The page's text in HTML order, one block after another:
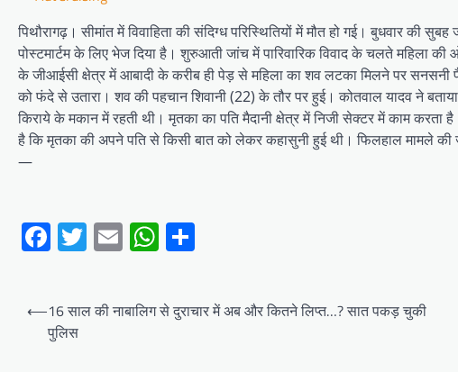
पिथौरागढ़। सीमांत में विवाहिता की संदिग्ध परिस्थितियों में मौत हो गई। बुधवार
पोस्टमार्टम के लिए भेज दिया है। शुरुआती जांच में पारिवारिक विवाद के चलते
के जीआईसी क्षेत्र में आबादी के करीब ही पेड़ से महिला का शव लटका मिलने पर
को फंदे से उतारा। शव की पहचान शिवानी (22) के तौर पर हुई। कोतवाल यादव ने
किराये के मकान में रहती थी। मृतका का पति मैदानी क्षेत्र में निजी सेक्टर में काम
है कि मृतका की अपने पति से किसी बात को लेकर कहासुनी हुई थी। फिलहाल मामले की
—
Facebook
Twitter
EmailWhatsApp
Post
navigation
⟵16 साल की नाबालिग से दुराचार में अब और कितने लिप्त…? सात पकड़ चुकी
पुलिस